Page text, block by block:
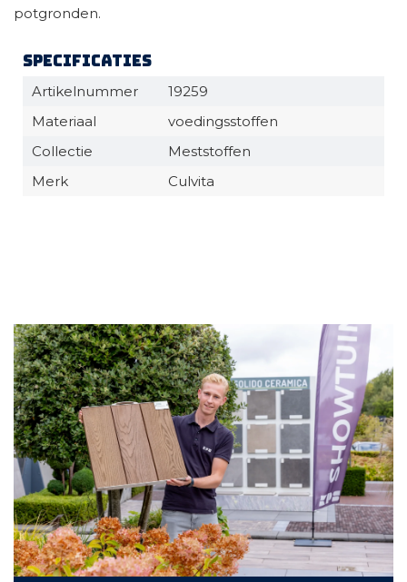
potgronden.
Specificaties
Artikelnummer
19259
Materiaal
voedingsstoffen
Collectie
Meststoffen
Merk
Culvita